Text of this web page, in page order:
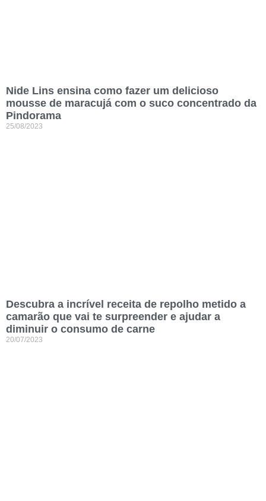
Nide Lins ensina como fazer um delicioso
mousse de maracujá com o suco concentrado da
Pindorama
25/08/2023
Descubra a incrível receita de repolho metido a
camarão que vai te surpreender e ajudar a
diminuir o consumo de carne
20/07/2023